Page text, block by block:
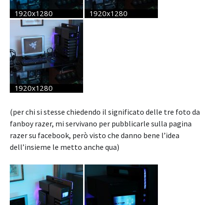
(per chi si stesse chiedendo il significato delle tre foto da
fanboy razer, mi servivano per pubblicarle sulla pagina
razer su facebook, però visto che danno bene l’idea
dell’insieme le metto anche qua)